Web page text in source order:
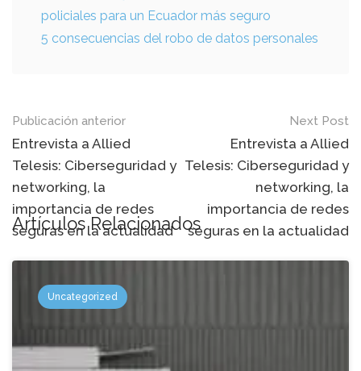
policiales para un Ecuador más seguro
5 consecuencias del robo de datos personales
Mensaje
de
navegación
Publicación anterior
Entrevista a Allied
Telesis: Ciberseguridad y
networking, la
importancia de redes
seguras en la actualidad
Next Post
Entrevista a Allied
Telesis: Ciberseguridad y
networking, la
importancia de redes
seguras en la actualidad
Artículos Relacionados
Uncategorized